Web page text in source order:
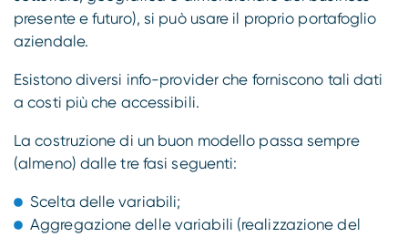
presente e futuro), si può usare il proprio portafoglio
aziendale.
Esistono diversi info-provider che forniscono tali dati
a costi più che accessibili.
La costruzione di un buon modello passa sempre
(almeno) dalle tre fasi seguenti:
Scelta delle variabili;
Aggregazione delle variabili (realizzazione del